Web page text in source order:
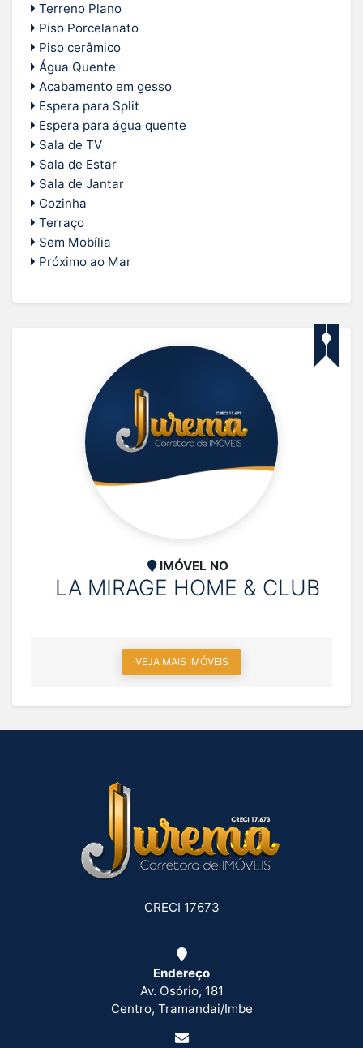
Terreno Plano
Piso Porcelanato
Piso cerâmico
Água Quente
Acabamento em gesso
Espera para Split
Espera para água quente
Sala de TV
Sala de Estar
Sala de Jantar
Cozinha
Terraço
Sem Mobília
Próximo ao Mar
IMÓVEL NO
LA MIRAGE HOME & CLUB
VEJA MAIS IMÓVEIS
CRECI 17673
Endereço
Av. Osório, 181
Centro, Tramandai/Imbe